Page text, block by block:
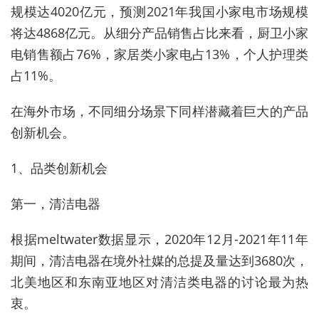
规模达4020亿元，预测2021年我国小家电市场规模
将达4868亿元。从细分产品销售占比来看，厨卫小家
电销售额占76%，家居类小家电占13%，个人护理类
占11%。
在海外市场，不同细分场景下同样潜藏着巨大的产品
创新机会。
1、品类创新机会
第一，清洁电器
根据meltwater数据显示，2020年12月-2021年11年
期间，清洁电器在境外社媒的总提及量达到3680次，
北美地区和东南亚地区对清洁类电器的讨论最为热
衷。